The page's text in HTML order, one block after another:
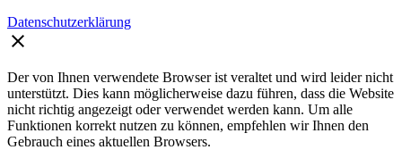
Datenschutzerklärung
clear
Der von Ihnen verwendete Browser ist veraltet und wird leider nicht
unterstützt. Dies kann möglicherweise dazu führen, dass die Website
nicht richtig angezeigt oder verwendet werden kann. Um alle
Funktionen korrekt nutzen zu können, empfehlen wir Ihnen den
Gebrauch eines aktuellen Browsers.